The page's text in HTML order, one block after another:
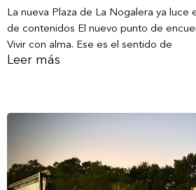
La nueva Plaza de La Nogalera ya luce
de contenidos El nuevo punto de
Vivir con alma. Ese es el sentido de
Leer más